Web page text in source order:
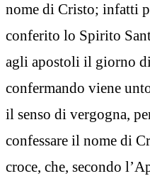
nome di Cristo; infatti
conferito lo Spirito
agli apostoli il giorno
confermando viene
il senso di vergogna,
confessare il nome di
croce, che, secondo